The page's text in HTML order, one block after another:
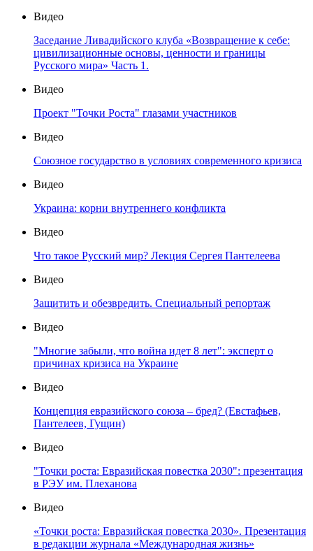
Видео
Заседание Ливадийского клуба «Возвращение к себе:
цивилизационные основы, ценности и границы
Русского мира» Часть 1.
Видео
Проект "Точки Роста" глазами участников
Видео
Союзное государство в условиях современного кризиса
Видео
Украина: корни внутреннего конфликта
Видео
Что такое Русский мир? Лекция Сергея Пантелеева
Видео
Защитить и обезвредить. Специальный репортаж
Видео
"Многие забыли, что война идет 8 лет": эксперт о
причинах кризиса на Украине
Видео
Концепция евразийского союза – бред? (Евстафьев,
Пантелеев, Гущин)
Видео
"Точки роста: Евразийская повестка 2030": презентация
в РЭУ им. Плеханова
Видео
«Точки роста: Евразийская повестка 2030». Презентация
в редакции журнала «Международная жизнь»